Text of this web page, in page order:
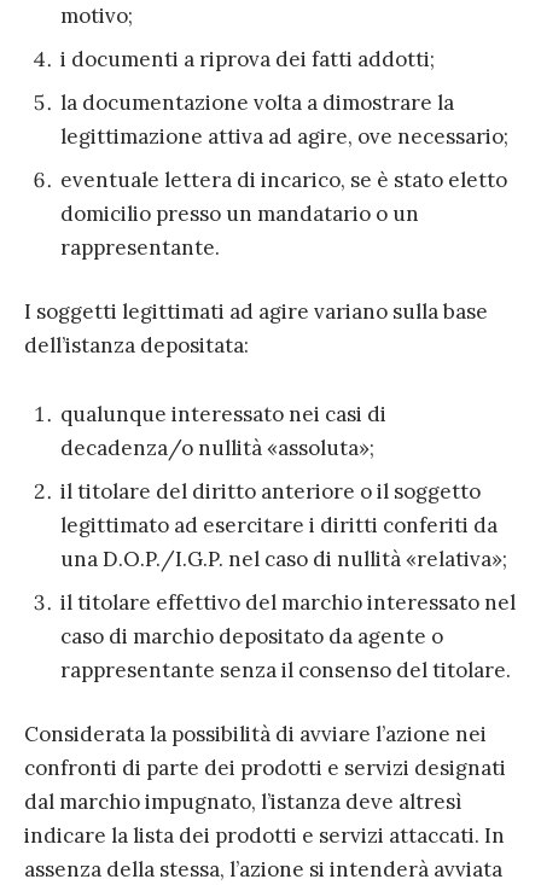
motivo;
i documenti a riprova dei fatti addotti;
la documentazione volta a dimostrare la
legittimazione attiva ad agire, ove necessario;
eventuale lettera di incarico, se è stato eletto
domicilio presso un mandatario o un
rappresentante.
I soggetti legittimati ad agire variano sulla base
dell’istanza depositata:
qualunque interessato nei casi di
decadenza/o nullità «assoluta»;
il titolare del diritto anteriore o il soggetto
legittimato ad esercitare i diritti conferiti da
una D.O.P./I.G.P. nel caso di nullità «relativa»;
il titolare effettivo del marchio interessato nel
caso di marchio depositato da agente o
rappresentante senza il consenso del titolare.
Considerata la possibilità di avviare l’azione nei
confronti di parte dei prodotti e servizi designati
dal marchio impugnato, l’istanza deve altresì
indicare la lista dei prodotti e servizi attaccati. In
assenza della stessa, l’azione si intenderà avviata